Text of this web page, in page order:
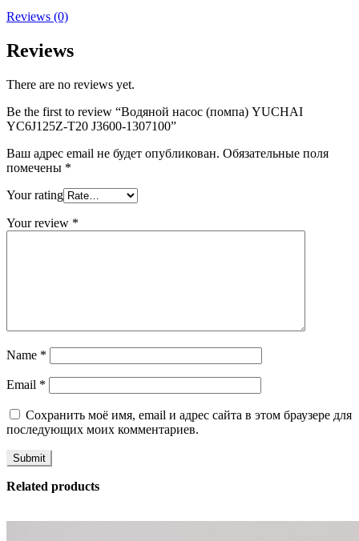
Reviews (0)
Reviews
There are no reviews yet.
Be the first to review “Водяной насос (помпа) YUCHAI
YC6J125Z-T20 J3600-1307100”
Ваш адрес email не будет опубликован. Обязательные поля
помечены *
Your rating
Your review *
Name *
Email *
Сохранить моё имя, email и адрес сайта в этом браузере для
последующих моих комментариев.
Related products